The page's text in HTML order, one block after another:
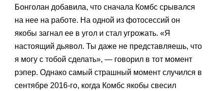
Бонголан добавила, что сначала Комбс срывался
на нее на работе. На одной из фотосессий он
якобы загнал ее в угол и стал угрожать. «Я
настоящий дьявол. Ты даже не представляешь, что
я могу с тобой сделать», — говорил в тот момент
рэпер. Однако самый страшный момент случился в
сентябре 2016-го, когда Комбс якобы свесил